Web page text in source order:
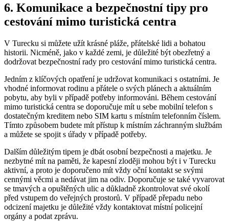
6. Komunikace a bezpečnostní tipy pro
cestování mimo turistická centra
V Turecku si můžete užít krásné pláže, přátelské lidi a bohatou
historii. Nicméně, jako v každé zemi, je důležité být obezřetný a
dodržovat bezpečnostní rady pro cestování mimo turistická centra.
Jedním z klíčových opatření je udržovat komunikaci s ostatními. Je
vhodné informovat rodinu a přátele o svých plánech a aktuálním
pobytu, aby byli v případě potřeby informováni. Během cestování
mimo turistická centra se doporučuje mít u sebe mobilní telefon s
dostatečným kreditem nebo SIM kartu s místním telefonním číslem.
Tímto způsobem budete mít přístup k místním záchranným službám
a můžete se spojit s úřady v případě potřeby.
Dalším důležitým tipem je dbát osobní bezpečnosti a majetku. Je
nezbytné mít na paměti, že kapesní zloději mohou být i v Turecku
aktivní, a proto je doporučeno mít vždy oční kontakt se svými
cennými věcmi a nedávat jim na odiv. Doporučuje se také vyvarovat
se tmavých a opuštěných ulic a důkladně zkontrolovat své okolí
před vstupem do veřejných prostorů. V případě přepadu nebo
odcizení majetku je důležité vždy kontaktovat místní policejní
orgány a podat zprávu.